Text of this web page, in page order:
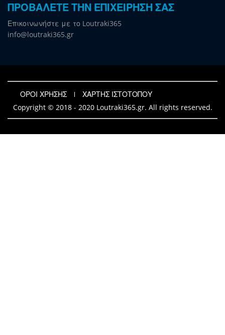
ΠΡΟΒΑΛΕΤΕ ΤΗΝ ΕΠΙΧΕΙΡΗΣΗ ΣΑΣ
Επικοινωνήστε με το Loutraki365
info@loutraki365.gr
ΟΡΟΙ ΧΡΗΣΗΣ
ΧΑΡΤΗΣ ΙΣΤΟΤΟΠΟΥ
Copyright © 2018 - 2020 Loutraki365.gr. All rights reserved.